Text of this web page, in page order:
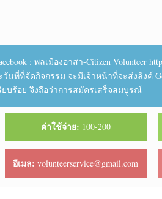
: พลเมืองอาสา-Citizen Volunteer
วันที่ที่จัดกิจกรรม จะมีเจ้าหน้าที่จะส่งลิงค์
บร้อย จึงถือว่าการสมัครเสร็จสมบูรณ์
ค่าใช้จ่าย: 100-200
อีเมล: volunteerservice@gmail.com